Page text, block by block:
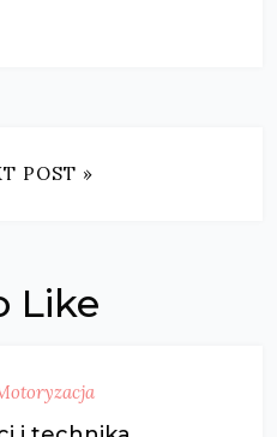
POST »
Like